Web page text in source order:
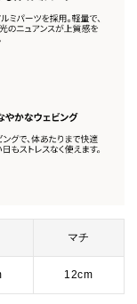
マチ
12cm